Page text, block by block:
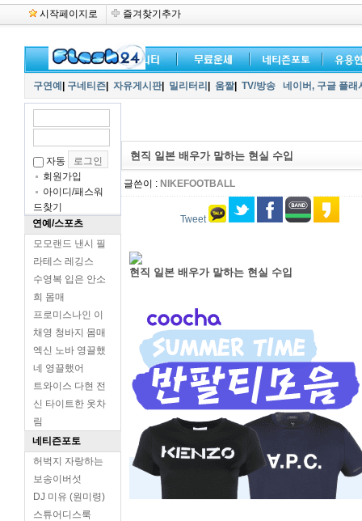
시작페이지로 즐겨찾기추가
구연예 구네티즌 자유게시판| 밀리터리 움짤| TV/방송 네이버, 구글 플
자동
회원가입
아이디/패스워
드찾기
연예/스포츠
모모랜드 낸시 필
라테스 레깅스
수영복 입은 안소
희 몸매
프로미스나인 이
채영 청바지 몸매
엑신 노바 영끌했
네 영끌했어
트와이스 다현 전
신 타이트한 옷차
림
네티즌포토
허벅지 자랑하는
보송이버섯
DJ 미유 (원미령)
스튜어디스룩
현직 일본 배우가 말하는 현실 수입
글쓴이 : NIKEFOOTBALL
Tweet
현직 일본 배우가 말하는 현실 수입